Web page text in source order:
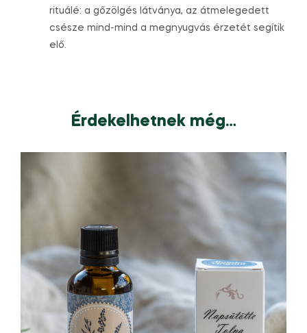
rituálé: a gőzölgés látványa, az átmelegedett
csésze mind-mind a megnyugvás érzetét segítik
elő.
Érdekelhetnek még…